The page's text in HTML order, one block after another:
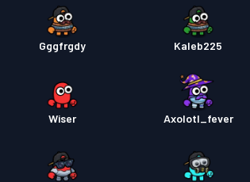
Gggfrgdy Kaleb225
Wiser Axolotl_fever